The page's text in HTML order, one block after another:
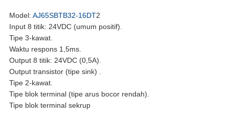
Model: AJ65SBTB32-16DT2
Input 8 titik: 24VDC (umum positif).
Tipe 3-kawat.
Waktu respons 1,5ms.
Output 8 titik: 24VDC (0,5A).
Output transistor (tipe sink) .
Tipe 2-kawat.
Tipe blok terminal (tipe arus bocor rendah).
Tipe blok terminal sekrup